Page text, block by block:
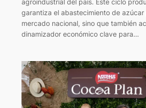
agroindustrial del país. Este ciclo
garantiza el abastecimiento de azúcar
mercado nacional, sino que también
dinamizador económico clave para…